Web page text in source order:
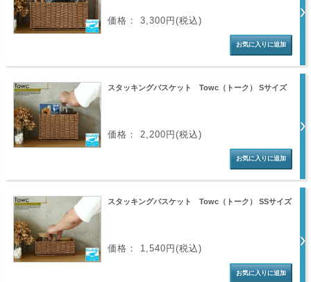
価格： 3,300円(税込)
スタッキングバスケット Towc（トーク） Sサイズ
価格： 2,200円(税込)
スタッキングバスケット Towc（トーク） SSサイズ
価格： 1,540円(税込)